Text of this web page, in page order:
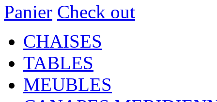
Panier Check out
CHAISES
TABLES
MEUBLES